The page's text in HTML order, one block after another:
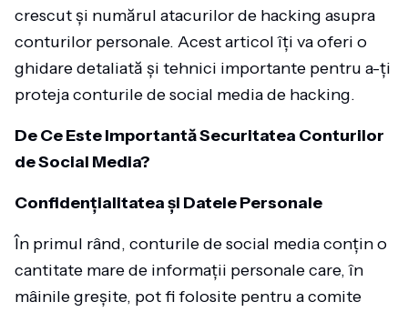
crescut și numărul atacurilor de hacking asupra
conturilor personale. Acest articol îți va oferi o
ghidare detaliată și tehnici importante pentru a-ți
proteja conturile de social media de hacking.
De Ce Este Importantă Securitatea Conturilor
de Social Media?
Confidențialitatea și Datele Personale
În primul rând, conturile de social media conțin o
cantitate mare de informații personale care, în
mâinile greșite, pot fi folosite pentru a comite